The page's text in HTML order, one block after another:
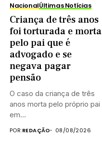
NacionalÚltimas Notícias
Criança de três anos
foi torturada e morta
pelo pai que é
advogado e se
negava pagar
pensão
O caso da criança de três
anos morta pelo próprio pai
em...
POR:REDAÇÃO 08/08/2026